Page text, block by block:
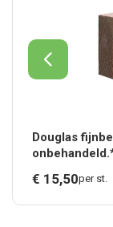
Douglas
€ 15,50per st.